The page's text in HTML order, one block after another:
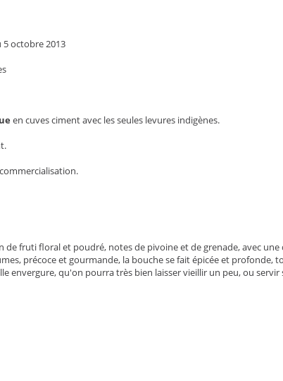
5 octobre 2013
en cuves ciment avec les seules levures indigènes.
de fruti floral et poudré, notes de pivoine et de grenade, avec
précoce et gourmande, la bouche se fait épicée et profonde,
envergure, qu'on pourra très bien laisser vieillir un peu, ou servir